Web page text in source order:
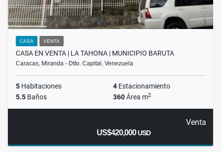
CASA VENTA
CASA EN VENTA | LA TAHONA | MUNICIPIO BARUTA
Caracas, Miranda - Dtto. Capital, Venezuela
5 Habitaciones 4 Estacionamiento
5.5 Baños 360Área m2
Venta
US$420,000USD